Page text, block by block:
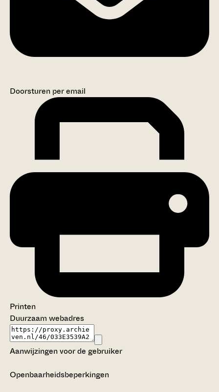
Doorsturen per email
Printen
Duurzaam webadres
Aanwijzingen voor de gebruiker
Openbaarheidsbeperkingen